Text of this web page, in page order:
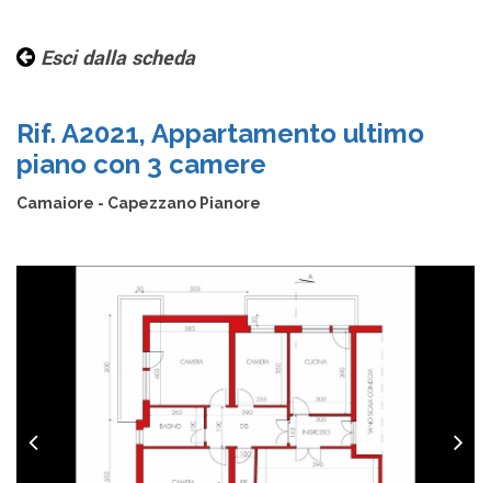
Esci dalla scheda
Rif. A2021, Appartamento ultimo
piano con 3 camere
Camaiore - Capezzano Pianore